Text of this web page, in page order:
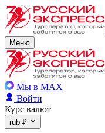
Меню
Мы в MAX
Войти
Курс валют
rub ₽